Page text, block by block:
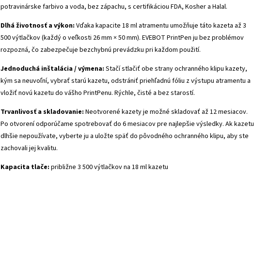
potravinárske farbivo a voda, bez zápachu, s certifikáciou FDA, Kosher a Halal.
Dlhá životnosť a výkon: Vďaka kapacite 18 ml atramentu umožňuje táto kazeta až 3
500 výtlačkov (každý o veľkosti 26 mm × 50 mm). EVEBOT PrintPen ju bez problémov
rozpozná, čo zabezpečuje bezchybnú prevádzku pri každom použití.
Jednoduchá inštalácia / výmena: Stačí stlačiť obe strany ochranného klipu kazety,
kým sa neuvoľní, vybrať starú kazetu, odstrániť priehľadnú fóliu z výstupu atramentu a
vložiť novú kazetu do vášho PrintPenu. Rýchle, čisté a bez starostí.
Trvanlivosť a skladovanie: Neotvorené kazety je možné skladovať až 12 mesiacov.
Po otvorení odporúčame spotrebovať do 6 mesiacov pre najlepšie výsledky. Ak kazetu
dlhšie nepoužívate, vyberte ju a uložte späť do pôvodného ochranného klipu, aby ste
zachovali jej kvalitu.
Kapacita tlače: približne 3 500 výtlačkov na 18 ml kazetu